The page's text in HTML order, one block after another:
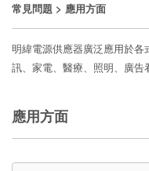
常見問題 > 應用方面
明緯電源供應器廣泛應用於
訊、家電、醫療、照明、廣告
應用方面